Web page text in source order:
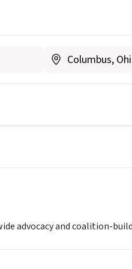
California
advocacy and coalition-